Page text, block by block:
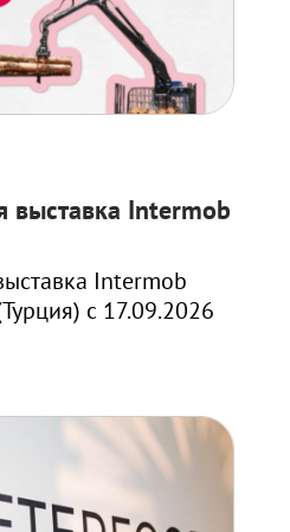
Intermob
Intermob
с 17.09.2026